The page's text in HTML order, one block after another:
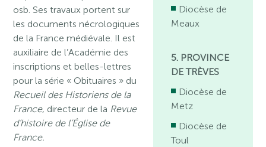
osb. Ses travaux portent sur
les documents nécrologiques
de la France médiévale. Il est
auxiliaire de l’Académie des
inscriptions et belles-lettres
pour la série « Obituaires » du
Recueil des Historiens de la
France, directeur de la Revue
d’histoire de l’Église de
France.
Diocèse de
Meaux
5. PROVINCE
DE TRÈVES
Diocèse de
Metz
Diocèse de
Toul